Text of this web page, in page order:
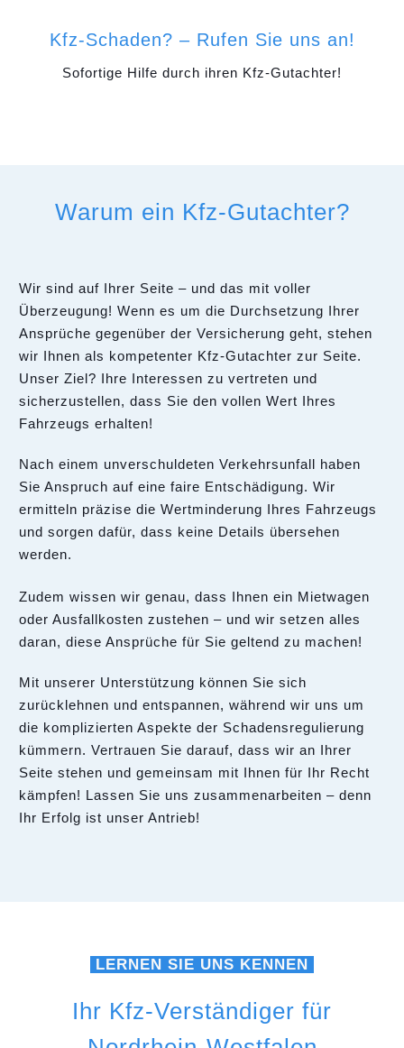
Kfz-Schaden? – Rufen Sie uns an!
Sofortige Hilfe durch ihren Kfz-Gutachter!
Warum ein Kfz-Gutachter?
Wir sind auf Ihrer Seite – und das mit voller
Überzeugung! Wenn es um die Durchsetzung Ihrer
Ansprüche gegenüber der Versicherung geht, stehen
wir Ihnen als kompetenter Kfz-Gutachter zur Seite.
Unser Ziel? Ihre Interessen zu vertreten und
sicherzustellen, dass Sie den vollen Wert Ihres
Fahrzeugs erhalten!
Nach einem unverschuldeten Verkehrsunfall haben
Sie Anspruch auf eine faire Entschädigung. Wir
ermitteln präzise die Wertminderung Ihres Fahrzeugs
und sorgen dafür, dass keine Details übersehen
werden.
Zudem wissen wir genau, dass Ihnen ein Mietwagen
oder Ausfallkosten zustehen – und wir setzen alles
daran, diese Ansprüche für Sie geltend zu machen!
Mit unserer Unterstützung können Sie sich
zurücklehnen und entspannen, während wir uns um
die komplizierten Aspekte der Schadensregulierung
kümmern. Vertrauen Sie darauf, dass wir an Ihrer
Seite stehen und gemeinsam mit Ihnen für Ihr Recht
kämpfen! Lassen Sie uns zusammenarbeiten – denn
Ihr Erfolg ist unser Antrieb!
LERNEN SIE UNS KENNEN
Ihr Kfz-Verständiger für